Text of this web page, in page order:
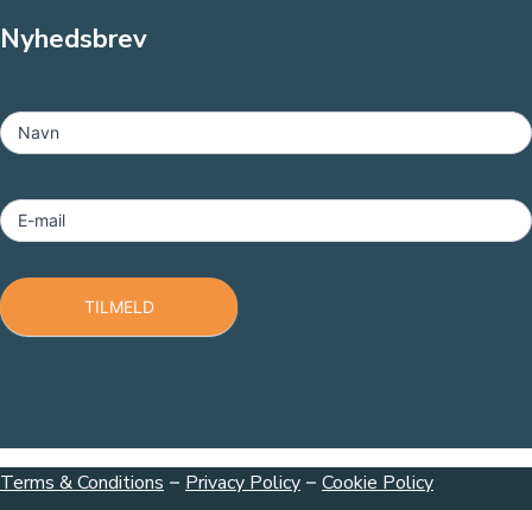
Nyhedsbrev
-
Footer
Navn
E-mail
TILMELD
Terms & Conditions – Privacy Policy – Cookie Policy